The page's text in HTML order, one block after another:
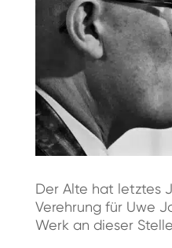
Der Alte hat letztes
Verehrung für Uwe
Werk an dieser